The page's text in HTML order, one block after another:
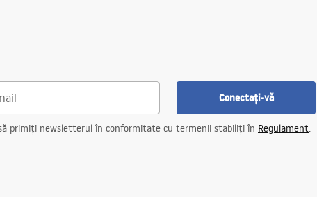
Conectați-vă
primiți newsletterul în conformitate cu termenii stabiliți în Regulament.